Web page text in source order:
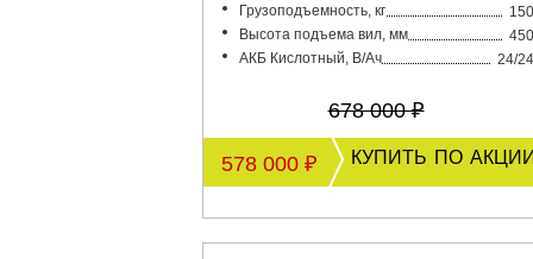
Грузоподъемность, кг
Высота подъема вил, мм
АКБ Кислотный, В/Ач
24/
678 000 ₽
578 000 ₽ купить по